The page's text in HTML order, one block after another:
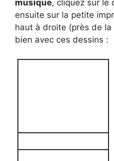
musique, cliquez sur le
ensuite sur la petite
haut à droite (près de
bien avec ces dessins :